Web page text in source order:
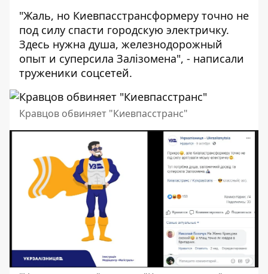
"Жаль, но Киевпасстрансформеру точно не
под силу спасти городскую электричку.
Здесь нужна душа, железнодорожный
опыт и суперсила Залізомена", - написали
труженики соцсетей.
Кравцов обвиняет "Киевпасстранс"